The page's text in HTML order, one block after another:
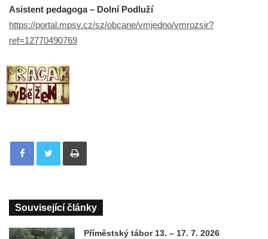
Asistent pedagoga – Dolní Podluží
https://portal.mpsv.cz/sz/obcane/vmjedno/vmrozsir?
ref=12770490769
Tisknout
Související články
Příměstský tábor 13. – 17. 7. 2026